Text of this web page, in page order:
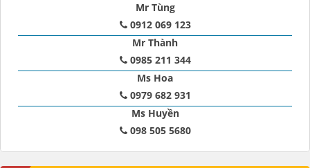
Mr Tùng
0912 069 123
Mr Thành
0985 211 344
Ms Hoa
0979 682 931
Ms Huyền
098 505 5680